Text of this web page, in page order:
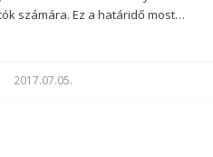
számára. Ez a határidő most…
2017.07.05.